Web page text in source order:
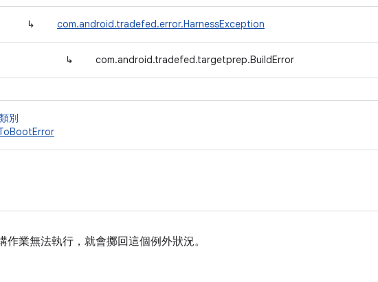
↳ com.android.tradefed.error.HarnessException
↳ com.android.tradefed.targetprep.BuildError
別
作業無法執行，就會擲回這個例外狀況。